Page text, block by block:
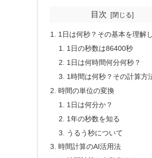
目次
1日は何秒？その基本を理解
1日の秒数は86400秒
1日は何時間何分何秒？
1時間は何秒？その計算方
時間の単位の変換
1日は何分か？
1年の秒数を知る
うるう秒について
時間計算のAI活用法